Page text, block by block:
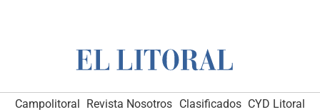
Campolitoral Revista Nosotros Clasificados CYD Litoral